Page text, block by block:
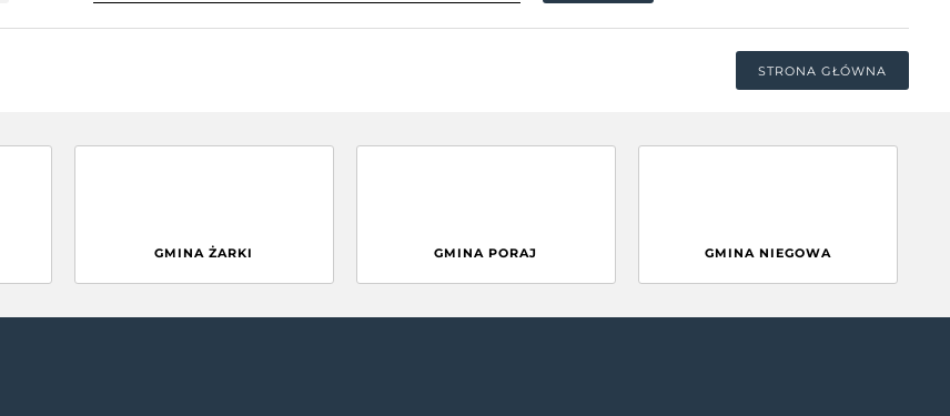
STRONA GŁÓWNA
GMINA ŻARKI GMINA PORAJ GMINA NIEGOWA